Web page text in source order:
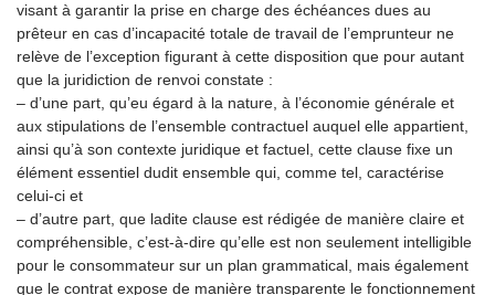
visant à garantir la prise en charge des échéances dues au
prêteur en cas d’incapacité totale de travail de l’emprunteur ne
relève de l’exception figurant à cette disposition que pour autant
que la juridiction de renvoi constate :
– d’une part, qu’eu égard à la nature, à l’économie générale et
aux stipulations de l’ensemble contractuel auquel elle appartient,
ainsi qu’à son contexte juridique et factuel, cette clause fixe un
élément essentiel dudit ensemble qui, comme tel, caractérise
celui-ci et
– d’autre part, que ladite clause est rédigée de manière claire et
compréhensible, c’est-à-dire qu’elle est non seulement intelligible
pour le consommateur sur un plan grammatical, mais également
que le contrat expose de manière transparente le fonctionnement